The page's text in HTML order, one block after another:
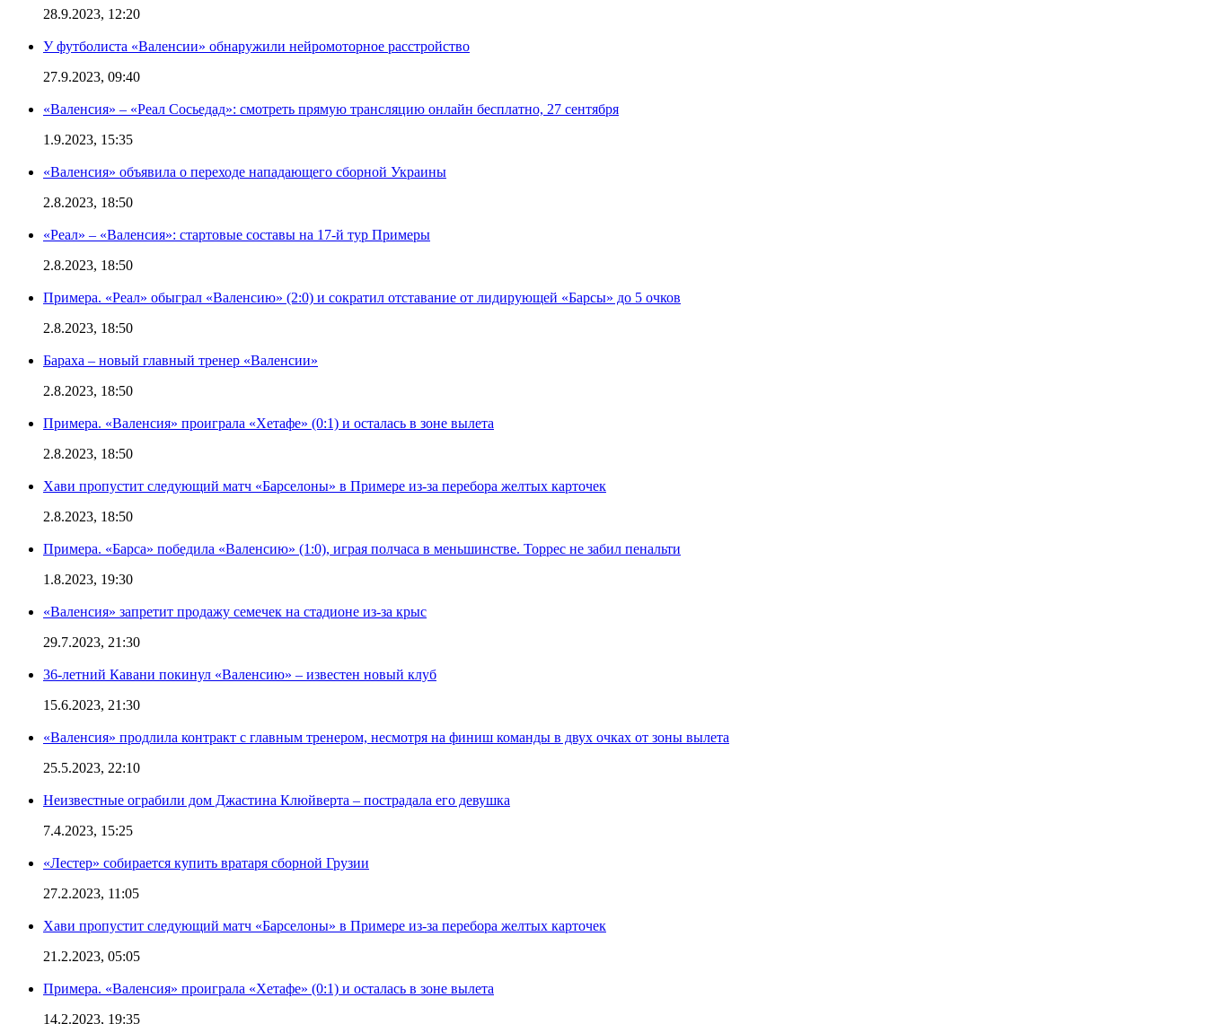
28.9.2023, 12:20
У футболиста «Валенсии» обнаружили нейромоторное расстройство
27.9.2023, 09:40
«Валенсия» – «Реал Сосьедад»: смотреть прямую трансляцию онлайн бесплатно, 27 сентября
1.9.2023, 15:35
«Валенсия» объявила о переходе нападающего сборной Украины
2.8.2023, 18:50
«Реал» – «Валенсия»: стартовые составы на 17-й тур Примеры
2.8.2023, 18:50
Примера. «Реал» обыграл «Валенсию» (2:0) и сократил отставание от лидирующей «Барсы» до 5 очков
2.8.2023, 18:50
Бараха – новый главный тренер «Валенсии»
2.8.2023, 18:50
Примера. «Валенсия» проиграла «Хетафе» (0:1) и осталась в зоне вылета
2.8.2023, 18:50
Хави пропустит следующий матч «Барселоны» в Примере из-за перебора желтых карточек
2.8.2023, 18:50
Примера. «Барса» победила «Валенсию» (1:0), играя полчаса в меньшинстве. Торрес не забил пенальти
1.8.2023, 19:30
«Валенсия» запретит продажу семечек на стадионе из-за крыс
29.7.2023, 21:30
36-летний Кавани покинул «Валенсию» – известен новый клуб
15.6.2023, 21:30
«Валенсия» продлила контракт с главным тренером, несмотря на финиш команды в двух очках от зоны вылета
25.5.2023, 22:10
Неизвестные ограбили дом Джастина Клюйверта – пострадала его девушка
7.4.2023, 15:25
«Лестер» собирается купить вратаря сборной Грузии
27.2.2023, 11:05
Хави пропустит следующий матч «Барселоны» в Примере из-за перебора желтых карточек
21.2.2023, 05:05
Примера. «Валенсия» проиграла «Хетафе» (0:1) и осталась в зоне вылета
14.2.2023, 19:35